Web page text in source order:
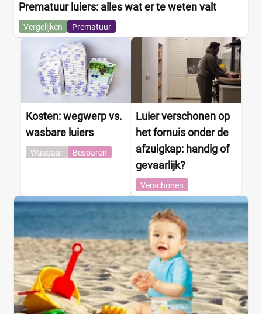
Prematuur luiers: alles wat er te weten valt
Vergelijken Prematuur
Kosten: wegwerp vs.
wasbare luiers
Wasbaar Besparen
Luier verschonen op
het fornuis onder de
afzuigkap: handig of
gevaarlijk?
Verschonen